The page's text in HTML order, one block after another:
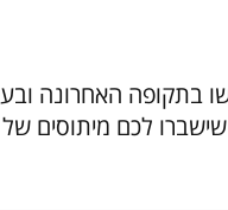
בתקופה האחרונה
לכם מיתוסים